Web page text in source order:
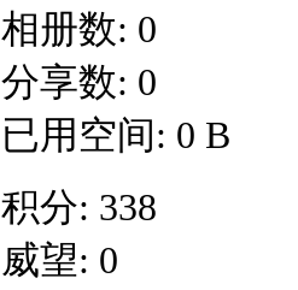
相册数: 0
分享数: 0
已用空间: 0 B
积分: 338
威望: 0